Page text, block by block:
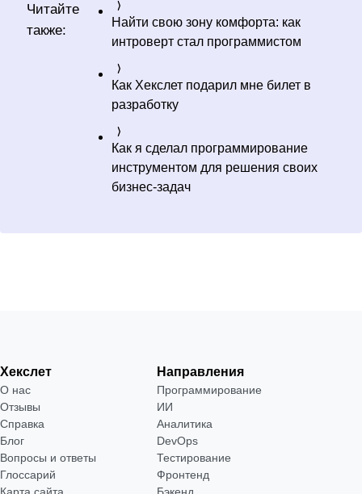
Читайте
также:
Найти свою зону комфорта: как
интроверт стал программистом
Как Хекслет подарил мне билет в
разработку
Как я сделал программирование
инструментом для решения своих
бизнес-задач
Хекслет
О нас
Отзывы
Справка
Блог
Вопросы и ответы
Глоссарий
Направления
Программирование
ИИ
Аналитика
DevOps
Тестирование
Фронтенд